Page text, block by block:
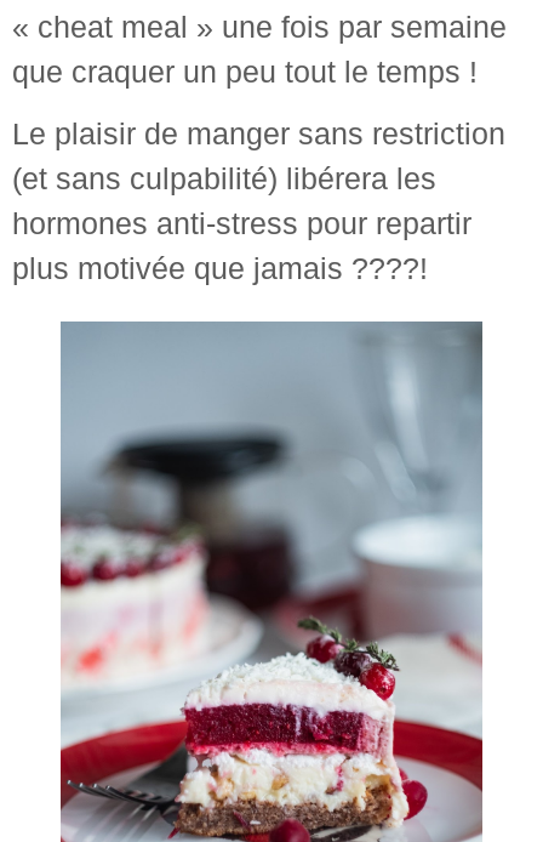
« cheat meal » une fois par semaine
que craquer un peu tout le temps !
Le plaisir de manger sans restriction
(et sans culpabilité) libérera les
hormones anti-stress pour repartir
plus motivée que jamais ????!